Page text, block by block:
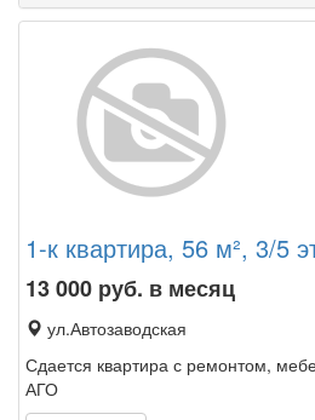
1-к квартира, 56 м², 3/5
13 000 руб. в месяц
ул.Автозаводская
Сдается квартира с ремонтом,
АГО